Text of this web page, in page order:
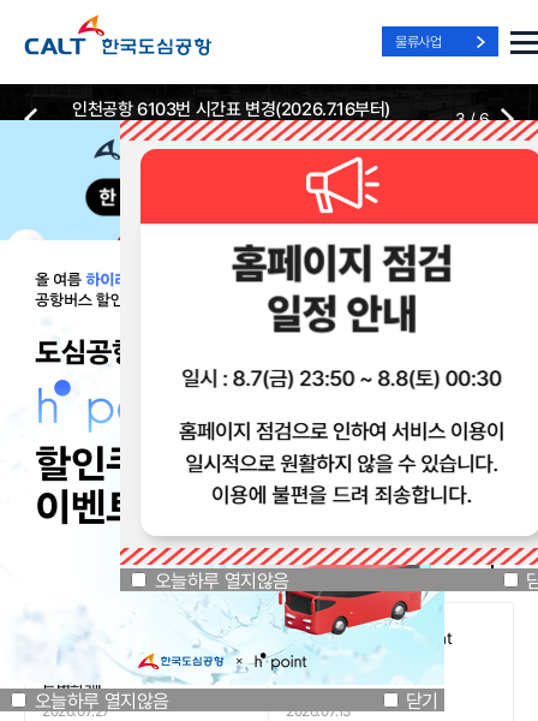
물류사업
오늘하루 열지않음
오늘하루 열지않음 닫기
오늘하루 열지않음
Best Way, Fast Way
to the Airport
Best Way, Fast Way
to the Airport
Best Way, Fast Way
to the Airport
인천공항 6103번 시간표 변경(2026.7.16부터)
2026-07-13 2026-07-13
3/6
실시간
위치안내
리무진 노선
및 시간표
리무진
예매
리무진
이용 혜택
공지사항
[인천국제공항공사 x 잔망루피]
공항은 GREEN하게, 굿즈는
특별하게!
2026.07.27
도심공항리무진 x H.Point
할인쿠폰 이벤트
2026.07.13